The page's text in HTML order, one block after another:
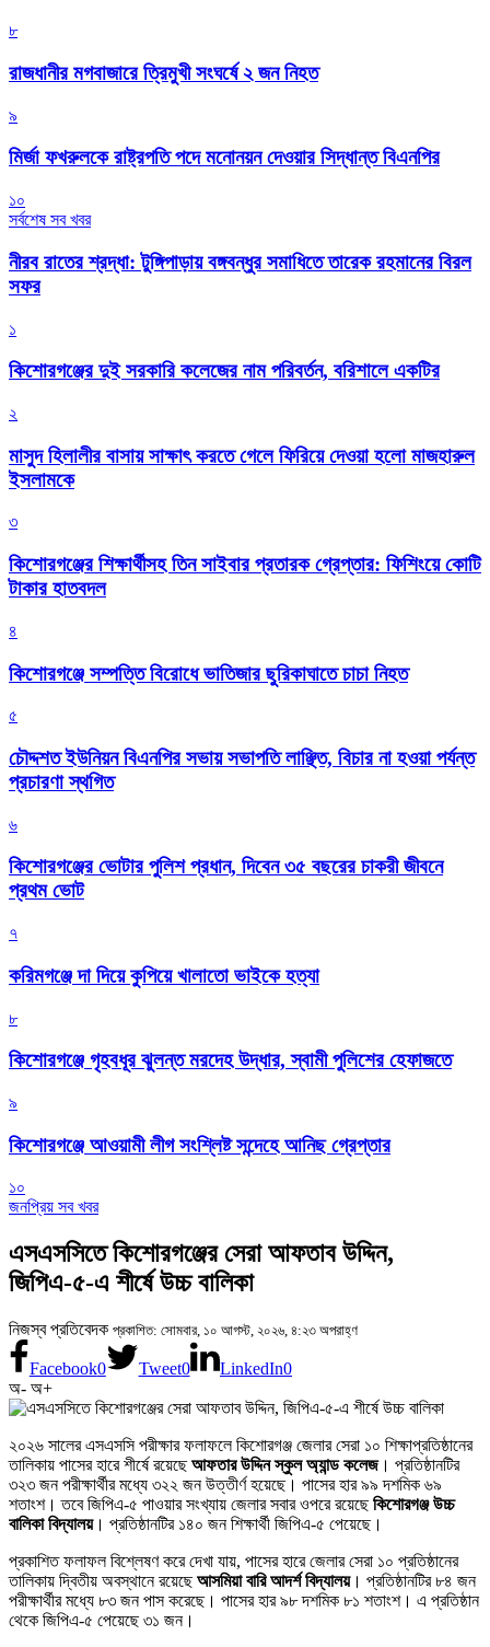
৮
রাজধানীর মগবাজারে ত্রিমুখী সংঘর্ষে ২ জন নিহত
৯
মির্জা ফখরুলকে রাষ্ট্রপতি পদে মনোনয়ন দেওয়ার সিদ্ধান্ত বিএনপির
১০
সর্বশেষ সব খবর
নীরব রাতের শ্রদ্ধা: টুঙ্গিপাড়ায় বঙ্গবন্ধুর সমাধিতে তারেক রহমানের বিরল
সফর
১
কিশোরগঞ্জের দুই সরকারি কলেজের নাম পরিবর্তন, বরিশালে একটির
২
মাসুদ হিলালীর বাসায় সাক্ষাৎ করতে গেলে ফিরিয়ে দেওয়া হলো মাজহারুল
ইসলামকে
৩
কিশোরগঞ্জের শিক্ষার্থীসহ তিন সাইবার প্রতারক গ্রেপ্তার: ফিশিংয়ে কোটি
টাকার হাতবদল
৪
কিশোরগঞ্জে সম্পত্তি বিরোধে ভাতিজার ছুরিকাঘাতে চাচা নিহত
৫
চৌদ্দশত ইউনিয়ন বিএনপির সভায় সভাপতি লাঞ্ছিত, বিচার না হওয়া পর্যন্ত
প্রচারণা স্থগিত
৬
কিশোরগঞ্জের ভোটার পুলিশ প্রধান, দিবেন ৩৫ বছরের চাকরী জীবনে
প্রথম ভোট
৭
করিমগঞ্জে দা দিয়ে কুপিয়ে খালাতো ভাইকে হত্যা
৮
কিশোরগঞ্জে গৃহবধূর ঝুলন্ত মরদেহ উদ্ধার, স্বামী পুলিশের হেফাজতে
৯
কিশোরগঞ্জে আওয়ামী লীগ সংশ্লিষ্ট সন্দেহে আনিছ গ্রেপ্তার
১০
জনপ্রিয় সব খবর
এসএসসিতে কিশোরগঞ্জের সেরা আফতাব উদ্দিন,
জিপিএ-৫-এ শীর্ষে উচ্চ বালিকা
নিজস্ব প্রতিবেদক প্রকাশিত: সোমবার, ১০ আগস্ট, ২০২৬, ৪:২৩ অপরাহ্ণ
Facebook0 Tweet0 LinkedIn0
অ- অ+
২০২৬ সালের এসএসসি পরীক্ষার ফলাফলে কিশোরগঞ্জ জেলার সেরা ১০ শিক্ষাপ্রতিষ্ঠানের
তালিকায় পাসের হারে শীর্ষে রয়েছেআফতার উদ্দিন স্কুল অ্যান্ড কলেজ। প্রতিষ্ঠানটির
৩২৩ জন পরীক্ষার্থীর মধ্যে ৩২২ জন উত্তীর্ণ হয়েছে। পাসের হার ৯৯ দশমিক ৬৯
শতাংশ। তবে জিপিএ-৫ পাওয়ার সংখ্যায় জেলার সবার ওপরে রয়েছেকিশোরগঞ্জ উচ্চ
বালিকা বিদ্যালয়। প্রতিষ্ঠানটির ১৪০ জন শিক্ষার্থী জিপিএ-৫ পেয়েছে।
প্রকাশিত ফলাফল বিশ্লেষণ করে দেখা যায়, পাসের হারে জেলার সেরা ১০ প্রতিষ্ঠানের
তালিকায় দ্বিতীয় অবস্থানে রয়েছেআসমিয়া বারি আদর্শ বিদ্যালয়। প্রতিষ্ঠানটির ৮৪ জন
পরীক্ষার্থীর মধ্যে ৮৩ জন পাস করেছে। পাসের হার ৯৮ দশমিক ৮১ শতাংশ। এ প্রতিষ্ঠান
থেকে জিপিএ-৫ পেয়েছে ৩১ জন।